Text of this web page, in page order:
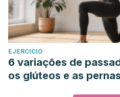
EJERCICIO
6 variações de
os glúteos e as